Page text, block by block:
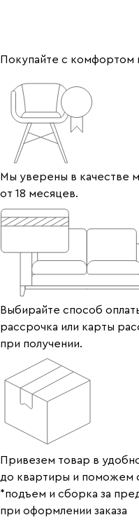
Покупайте с комфортом
Мы уверены в качестве
от 18 месяцев.
Выбирайте способ
рассрочка или карты
при получении.
Привезем товар в
до квартиры и поможем
*подъем и сборка за
при оформлении заказа